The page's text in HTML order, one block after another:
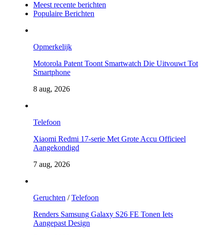
Meest recente berichten
Populaire Berichten
Opmerkelijk
Motorola Patent Toont Smartwatch Die Uitvouwt Tot
Smartphone
8 aug, 2026
Telefoon
Xiaomi Redmi 17-serie Met Grote Accu Officieel
Aangekondigd
7 aug, 2026
Geruchten /Telefoon
Renders Samsung Galaxy S26 FE Tonen Iets
Aangepast Design